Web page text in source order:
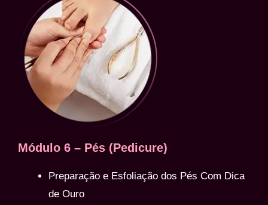
Módulo 6 – Pés (Pedicure)
Preparação e Esfoliação dos Pés Com Dica
de Ouro